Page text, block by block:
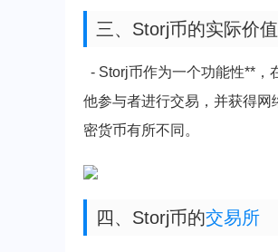
三、Storj币的实际价值
- Storj币作为一个功能性**，
他参与者进行交易，并获得
密货币有所不同。
四、Storj币的交易所